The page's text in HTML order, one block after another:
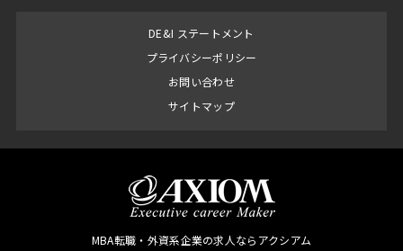
DE&I ステートメント
プライバシーポリシー
お問い合わせ
サイトマップ
MBA転職・外資系企業の求人ならアクシアム